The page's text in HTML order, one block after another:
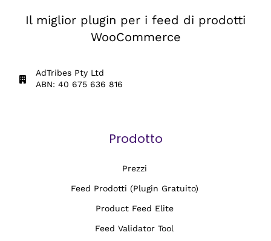
Il miglior plugin per i feed di prodotti
WooCommerce
AdTribes Pty Ltd
ABN: 40 675 636 816
Prodotto
Prezzi
Feed Prodotti (Plugin Gratuito)
Product Feed Elite
Feed Validator Tool